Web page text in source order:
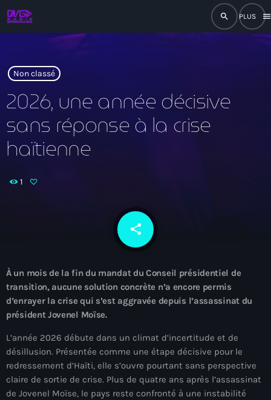
search
menu
close
play_arrow RADIO DROMAGE
À Propos
TV Direct
Actualités
Blog Grid Sidebar
Contact
Non classé
2026, une année décisive
sans réponse à la crise
haïtienne
1
share
email
À un mois de la fin du mandat du Conseil présidentiel de
transition, aucune solution concrète n’a encore permis
d’enrayer la crise qui s’est aggravée depuis l’assassinat du
président Jovenel Moïse.
L’année 2026 débute dans un climat d’incertitude et de
désillusion. Présentée comme une étape décisive pour le
redressement d’Haïti, elle s’ouvre pourtant sans perspective
claire de sortie de crise. Plus de quatre ans après l’assassinat
de Jovenel Moïse, le pays reste confronté à une instabilité